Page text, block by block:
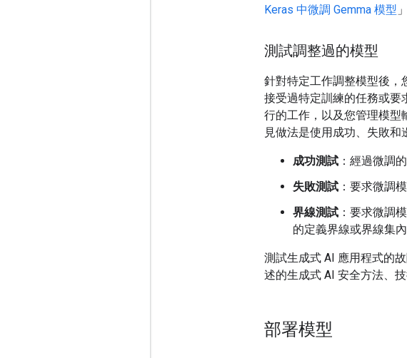
Keras 中微調 Gemma 模型
測試調整過的模型
針對特定工作調整模型後，
接受過特定訓練的任務或要
行的工作，以及您管理模型
見做法是使用成功、失敗和
成功測試 ：經過微調
失敗測試 ：要求微調
界線測試 ：要求微調
的定義界線或界線集內
測試生成式 AI 應用程式的
述的生成式 AI 安全方法、技
部署模型